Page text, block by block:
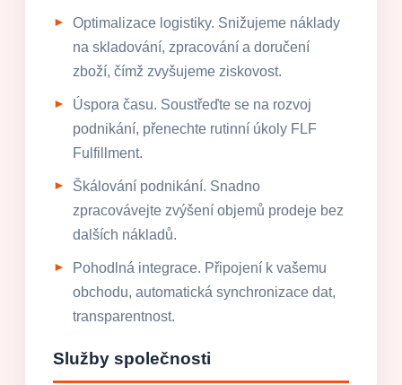
Optimalizace logistiky. Snižujeme náklady
na skladování, zpracování a doručení
zboží, čímž zvyšujeme ziskovost.
Úspora času. Soustřeďte se na rozvoj
podnikání, přenechte rutinní úkoly FLF
Fulfillment.
Škálování podnikání. Snadno
zpracovávejte zvýšení objemů prodeje bez
dalších nákladů.
Pohodlná integrace. Připojení k vašemu
obchodu, automatická synchronizace dat,
transparentnost.
Služby společnosti